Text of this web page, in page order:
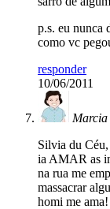
p.s. eu nunca
como vc
responder
10/06/2011
Silvia du Céu,
ia AMAR as
na rua me
massacrar
homi me